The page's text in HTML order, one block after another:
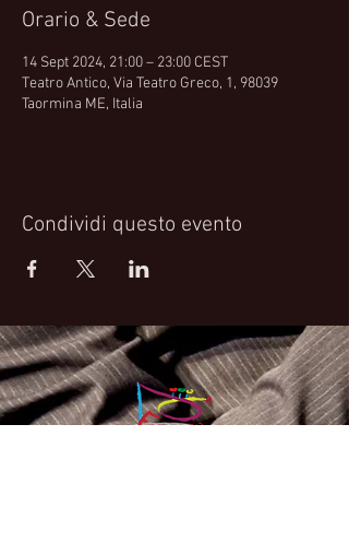
Orario & Sede
14 Sept 2024, 21:00 – 23:00 CEST
Teatro Antico, Via Teatro Greco, 1, 98039
Taormina ME, Italia
Condividi questo evento